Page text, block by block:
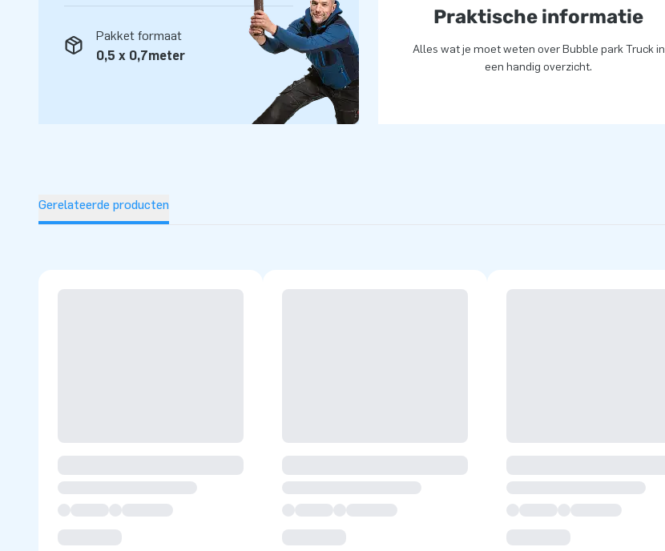
Pakket formaat
0,5 x 0,7meter
Praktische informatie
Alles wat je moet weten over Bubble park Truck in
een handig overzicht.
Gerelateerde producten